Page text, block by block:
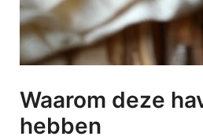
Waarom deze
hebben